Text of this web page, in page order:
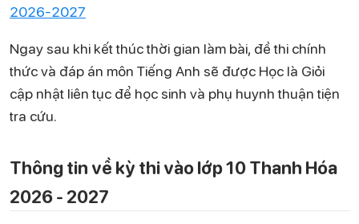
2026-2027
Ngay sau khi kết thúc thời gian làm bài, đề thi chính
thức và đáp án môn Tiếng Anh sẽ được Học là Giỏi
cập nhật liên tục để học sinh và phụ huynh thuận tiện
tra cứu.
Thông tin về kỳ thi vào lớp 10 Thanh Hóa
2026 - 2027